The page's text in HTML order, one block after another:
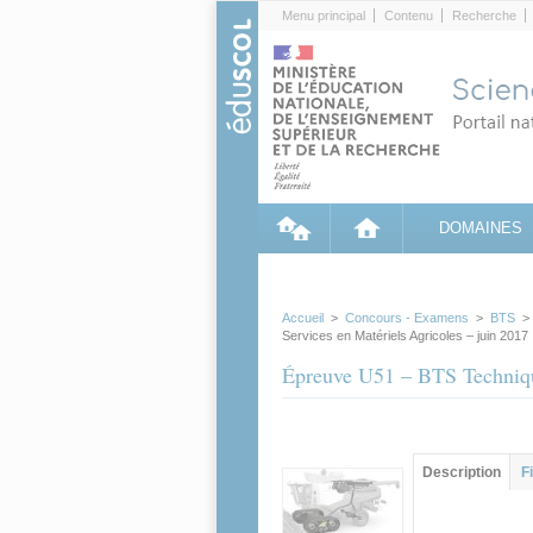
Menu principal Contenu Recherche
DOMAINES
Accueil > Concours - Examens > BTS >
Services en Matériels Agricoles – juin 2017
Épreuve U51 – BTS
Groupe
Description
actif)